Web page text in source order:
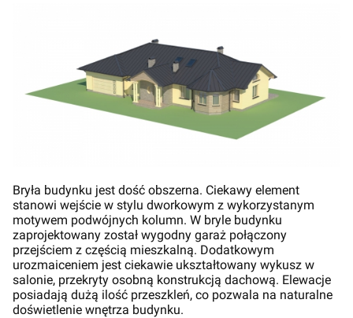
Bryła budynku jest dość obszerna. Ciekawy element
stanowi wejście w stylu dworkowym z wykorzystanym
motywem podwójnych kolumn. W bryle budynku
zaprojektowany został wygodny garaż połączony
przejściem z częścią mieszkalną. Dodatkowym
urozmaiceniem jest ciekawie ukształtowany wykusz w
salonie, przekryty osobną konstrukcją dachową. Elewacje
posiadają dużą ilość przeszkleń, co pozwala na naturalne
doświetlenie wnętrza budynku.